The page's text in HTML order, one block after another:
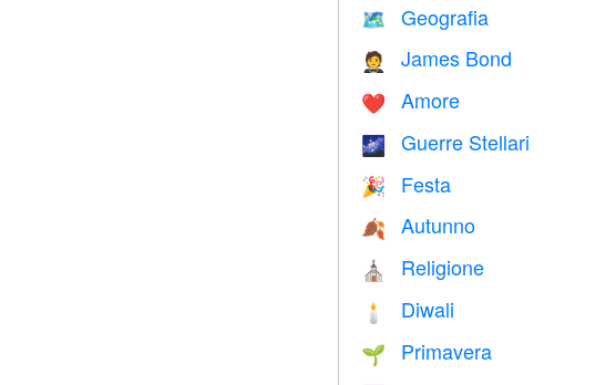
🗺 Geografia
🤵 James Bond
❤️️ Amore
🌌 Guerre Stellari
🎉 Festa
🍂 Autunno
⛪️ Religione
🕯 Diwali
🌱 Primavera